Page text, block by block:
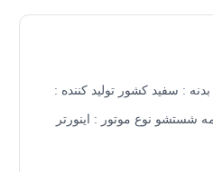
رنگ بدنه : سفید کشور تولید کننده :
برنامه ها : 15 برنامه شستشو نوع موتور : اینورتر